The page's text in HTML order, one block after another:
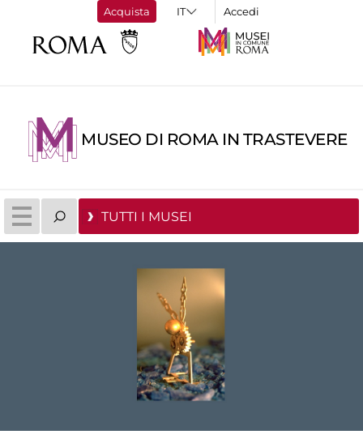
Acquista Accedi
MUSEO DI ROMA IN TRASTEVERE
TUTTI I MUSEI